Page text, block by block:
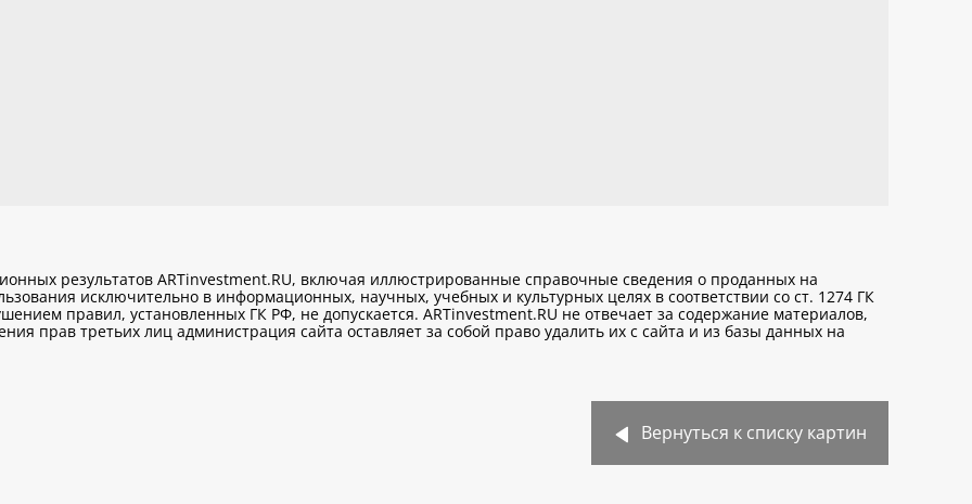
результатов ARTinvestment.RU, включая иллюстрированные справочные сведения о проданных на
исключительно в информационных, научных, учебных и культурных целях в соответствии со ст. 1274 ГК
правил, установленных ГК РФ, не допускается. ARTinvestment.RU не отвечает за содержание материалов,
прав третьих лиц администрация сайта оставляет за собой право удалить их с сайта и из базы данных на
Вернуться к списку картин